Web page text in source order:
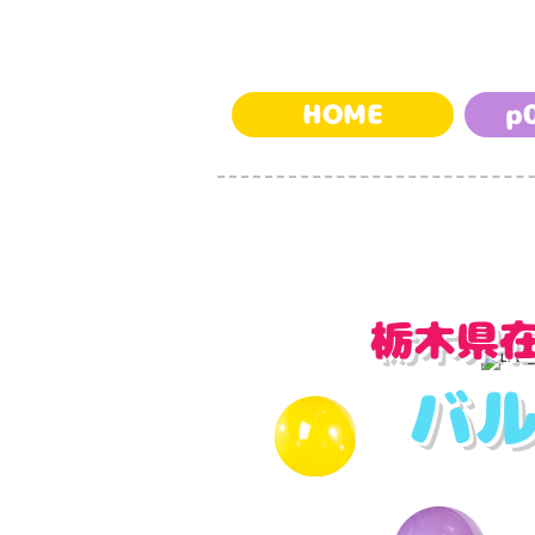
HOME
栃木県
バ